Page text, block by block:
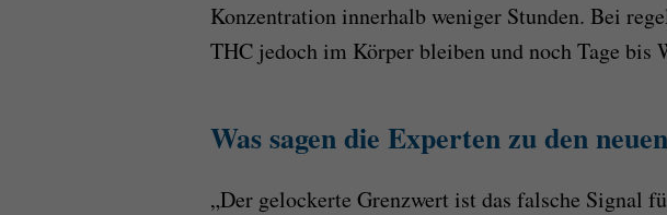
Konzentration innerhalb weniger Stunden. Bei
THC jedoch im Körper bleiben und noch Tage bis
Was sagen die Experten zu den
„Der gelockerte Grenzwert ist das falsche Signal